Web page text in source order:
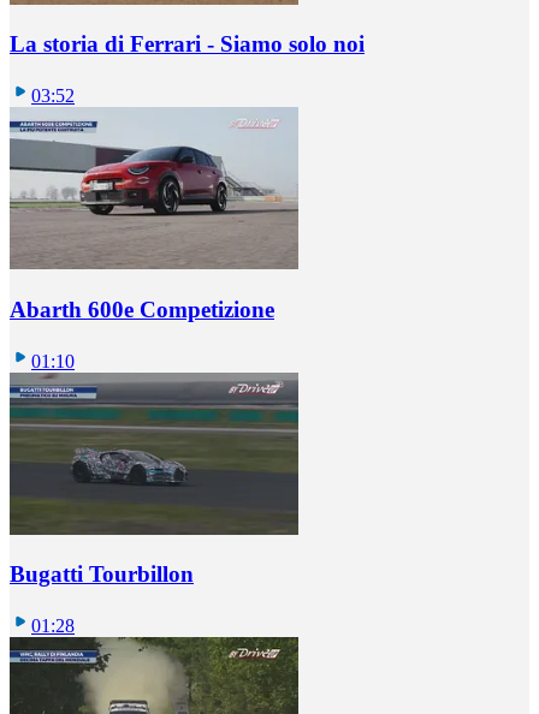
La storia di Ferrari - Siamo solo noi
03:52
Abarth 600e Competizione
01:10
Bugatti Tourbillon
01:28